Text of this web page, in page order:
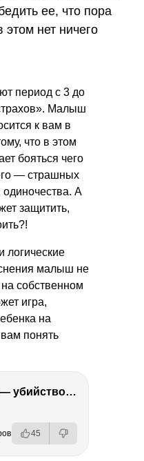
ее, что пора
этом нет ничего
период с 3 до
Малыш
к вам в
что в этом
бояться чего
— страшных
А
защитить,
логические
малыш не
собственном
игра,
на
понять
Антон Немцов — убийство Бориса Немцова, переезд в Дубай, семья и политика
45